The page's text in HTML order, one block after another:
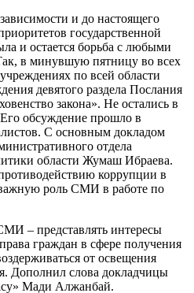
и до настоящего
государственной
и остается борьба с любыми
в минувшую пятницу во всех
по всей области
девятого раздела Послания
закона». Не остались в
обсуждение прошло в
С основным докладом
отдела
области Жумаш Ибраева.
коррупции в
роль СМИ в работе по
– представлять интересы
граждан в сфере получения
от освещения
Дополнил слова докладчицы
Мади Алжанбай.